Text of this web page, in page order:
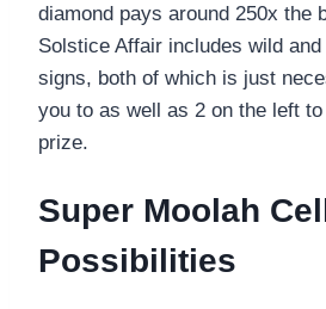
diamond pays around 250x the
Solstice Affair includes wild
signs, both of which is just
you to as well as 2 on the left
prize.
Super Moolah
Possibilities